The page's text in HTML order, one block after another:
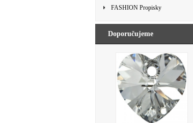
FASHION Propisky
Doporučujeme